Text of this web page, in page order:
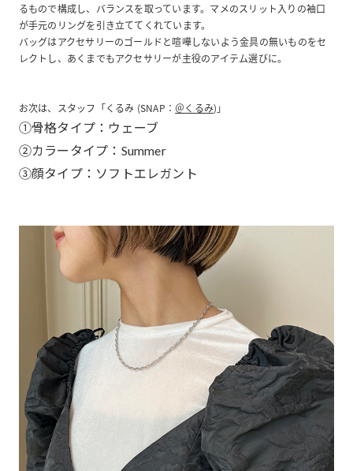
るもので構成し、バランスを取っています。マメのスリット入りの袖口
が手元のリングを引き立ててくれています。
バッグはアクセサリーのゴールドと喧嘩しないよう金具の無いものをセ
レクトし、あくまでもアクセサリーが主役のアイテム選びに。
お次は、スタッフ「くるみ (SNAP： ＠くるみ)」
①骨格タイプ：ウェーブ
②カラータイプ：Summer
③顔タイプ：ソフトエレガント